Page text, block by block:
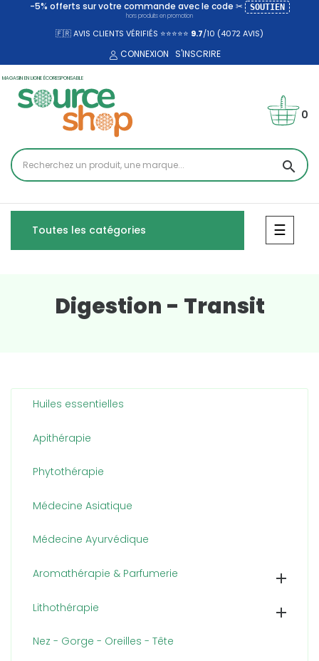
-5% offerts sur votre commande avec le code ✂ SOUTIEN
hors produits en promotion
🇫🇷 AVIS CLIENTS VÉRIFIÉS ⭐⭐⭐⭐⭐ 9.7/10 (4072AVIS)
CONNEXION S'INSCRIRE
MAGASIN EN LIGNE ÉCORESPONSABLE
search
0
Toutes les catégories ☰
Digestion - Transit
Huiles essentielles
Apithérapie
Phytothérapie
Médecine Asiatique
Médecine Ayurvédique
Aromathérapie & Parfumerie 
Lithothérapie 
Nez - Gorge - Oreilles - Tête